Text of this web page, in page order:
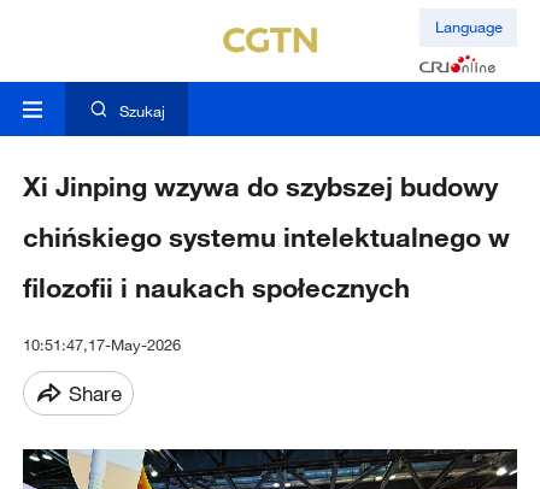
Language
Szukaj
Xi Jinping wzywa do szybszej budowy
chińskiego systemu intelektualnego w
filozofii i naukach społecznych
10:51:47,17-May-2026
Share